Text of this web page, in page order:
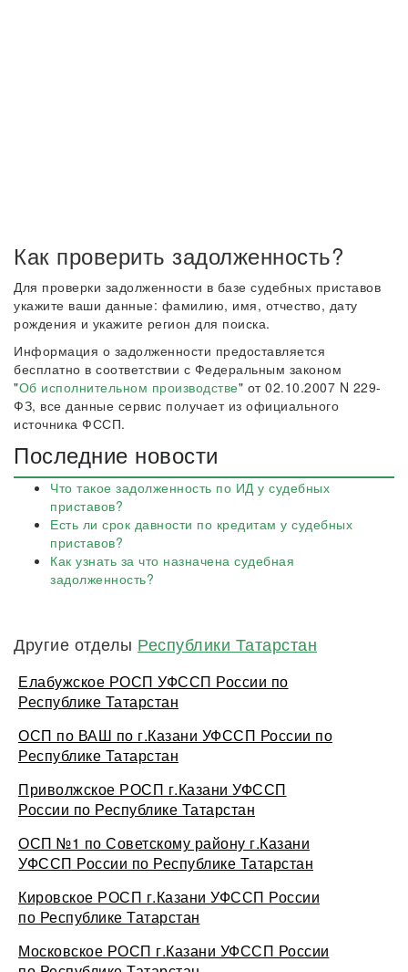
Как проверить задолженность?
Для проверки задолженности в базе судебных приставов
укажите ваши данные: фамилию, имя, отчество, дату
рождения и укажите регион для поиска.
Информация о задолженности предоставляется
бесплатно в соответствии с Федеральным законом
"Об исполнительном производстве" от 02.10.2007 N 229-
ФЗ, все данные сервис получает из официального
источника ФССП.
Последние новости
Что такое задолженность по ИД у судебных
приставов?
Есть ли срок давности по кредитам у судебных
приставов?
Как узнать за что назначена судебная
задолженность?
Другие отделы Республики Татарстан
Елабужское РОСП УФССП России по
Республике Татарстан
ОСП по ВАШ по г.Казани УФССП России по
Республике Татарстан
Приволжское РОСП г.Казани УФССП
России по Республике Татарстан
ОСП №1 по Советскому району г.Казани
УФССП России по Республике Татарстан
Кировское РОСП г.Казани УФССП России
по Республике Татарстан
Московское РОСП г.Казани УФССП России